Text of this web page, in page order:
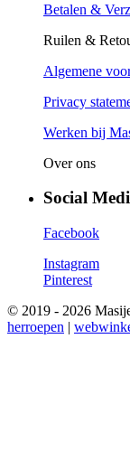
Betalen &
Ruilen &
Algemene
Privacy
Werken bij
Over ons
Social
Facebook
Instagram
Pinterest
© 2019 - 2026
herroepen |